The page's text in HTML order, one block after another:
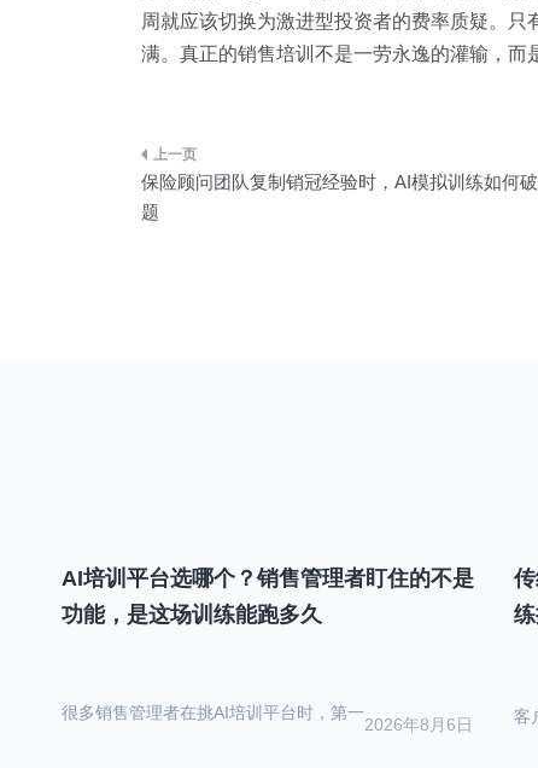
周就应该切换为激进型投资者的费率质疑。只
满。真正的销售培训不是一劳永逸的灌输，而
文
章
保险顾问团队复制销冠经验时，AI模拟训练如何
题
AI培训平台选哪个？销售管理者盯住的不是
功能，是这场训练能跑多久
2026年8月6日
很多销售管理者在挑AI培训平台时，第一 客